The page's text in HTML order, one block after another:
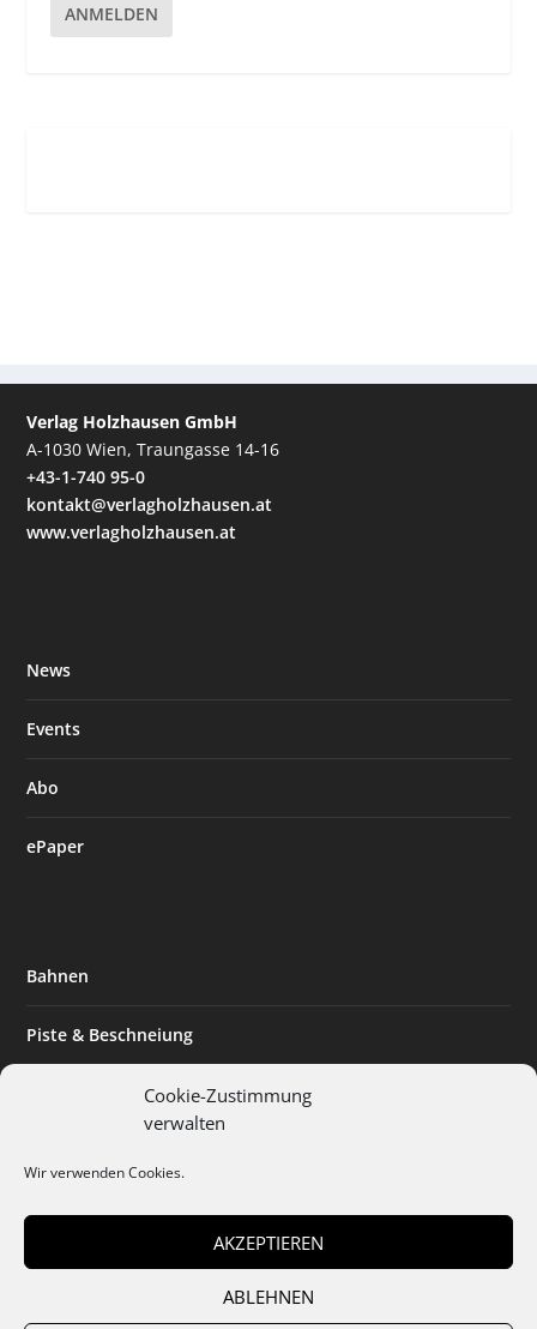
Cookie-Zustimmung
verwalten
Wir verwenden Cookies.
AKZEPTIEREN
ABLEHNEN
ANMELDEN
Verlag Holzhausen GmbH
A-1030 Wien, Traungasse 14-16
+43-1-740 95-0
kontakt@verlagholzhausen.at
www.verlagholzhausen.at
News
Events
Abo
ePaper
Bahnen
Piste & Beschneiung
Expertise & Technik